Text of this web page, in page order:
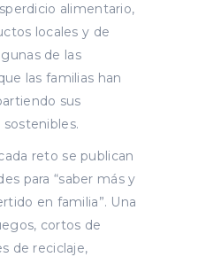
alimentario,
locales y de
de las
las familias han
sus
reto se publican
para “saber más y
en familia”. Una
cortos de
de reciclaje,